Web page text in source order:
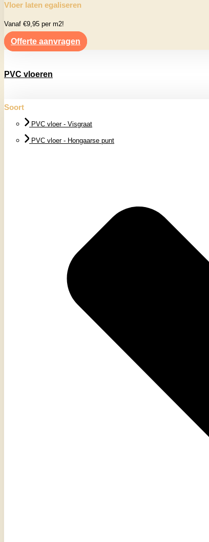
Vloer laten egaliseren
Vanaf €9,95 per m2!
Offerte aanvragen
PVC vloeren
Soort
PVC vloer - Visgraat
PVC vloer - Hongaarse punt